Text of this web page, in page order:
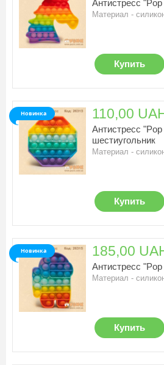
Антистресс "Pop
Материал -
Купить
110,00
Антистресс
шестиугольник
Материал -
Купить
Новинка
185,00
Антистресс
Материал -
Купить
Новинка